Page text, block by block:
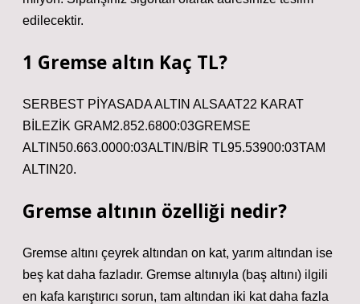
edilecektir.
1 Gremse altın Kaç TL?
SERBEST PİYASADA ALTIN ​​ALSAAT22 KARAT
BİLEZİK GRAM2.852.6800:03GREMSE
ALTIN50.663.0000:03ALTIN/BİR TL95.53900:03TAM
ALTIN20.
Gremse altının özelliği nedir?
Gremse altını çeyrek altından on kat, yarım altından ise
beş kat daha fazladır. Gremse altınıyla (baş altını) ilgili
en kafa karıştırıcı sorun, tam altından iki kat daha fazla